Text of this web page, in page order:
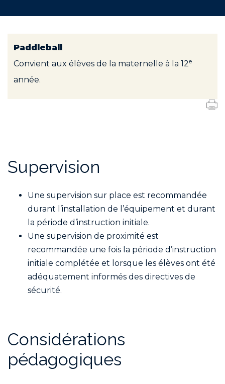
Paddleball
Convient aux élèves de la maternelle à la 12e
année.
Supervision
Une supervision sur place est recommandée
durant l’installation de l’équipement et durant
la période d’instruction initiale.
Une supervision de proximité est
recommandée une fois la période d’instruction
initiale complétée et lorsque les élèves ont été
adéquatement informés des directives de
sécurité.
Considérations
pédagogiques